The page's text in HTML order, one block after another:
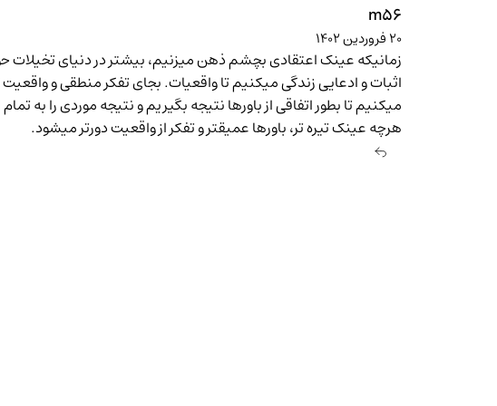
m56
۲۰ فروردین ۱۴۰۲
زمانیکه عینک اعتقادی بچشم ذهن میزنیم، بیشتر در دنیای تخیلات
اثبات و ادعایی زندگی میکنیم تا واقعیات. بجای تفکر منطقی و
میکنیم تا بطور اتفاقی از باورها نتیجه بگیریم و نتیجه موردی را به
هرچه عینک تیره تر، باورها عمیقتر و تفکر از واقعیت دورتر میشود.